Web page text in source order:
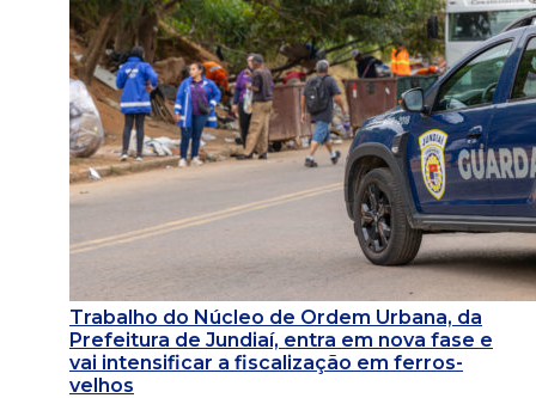
Trabalho do Núcleo de Ordem Urbana, da
Prefeitura de Jundiaí, entra em nova fase e
vai intensificar a fiscalização em ferros-
velhos